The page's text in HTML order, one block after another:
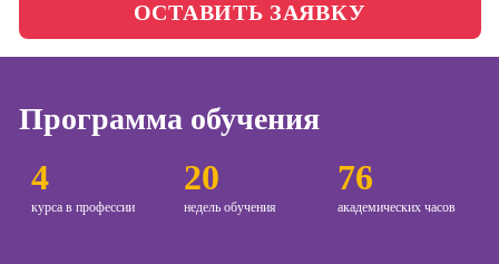
Школа медиа
таргетингу
копирайтинга
Курсы по
ОСТАВИТЬ ЗАЯВКУ
4
курса в профессии
20
недель обучения
76
академических часов
Программа обучения